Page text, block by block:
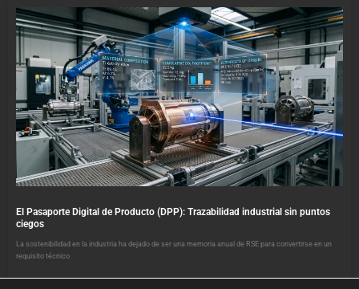
El Pasaporte Digital de Producto (DPP): Trazabilidad industrial sin puntos
ciegos
La sostenibilidad en la industria ha dejado de ser una memoria anual de RSE para convertirse en un
requisito técnico